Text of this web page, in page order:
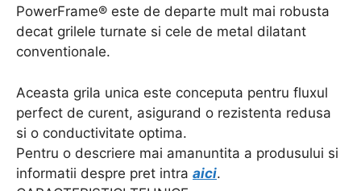
PowerFrame® este de departe mult mai robusta
decat grilele turnate si cele de metal dilatant
conventionale.
Aceasta grila unica este conceputa pentru fluxul
perfect de curent, asigurand o rezistenta redusa
si o conductivitate optima.
Pentru o descriere mai amanuntita a produsului si
informatii despre pret intra aici.